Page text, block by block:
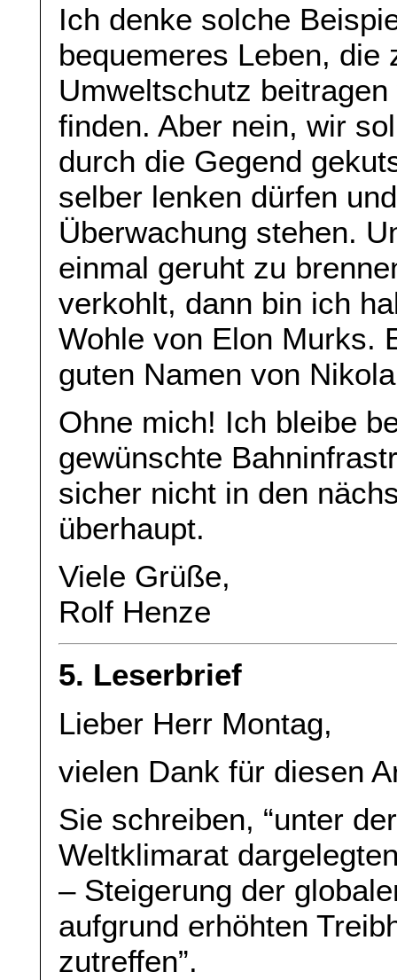
Ich denke solche
bequemeres Leben,
Umweltschutz
finden. Aber nein, wir
durch die Gegend
selber lenken dürfen
Überwachung stehen.
einmal geruht zu
verkohlt, dann bin ich
Wohle von Elon Murks.
guten Namen von
Ohne mich! Ich bleibe
gewünschte
sicher nicht in den
überhaupt.
Viele Grüße,
Rolf Henze
5. Leserbrief
Lieber Herr Montag,
vielen Dank für diesen
Sie schreiben, “unter
Weltklimarat
– Steigerung der
aufgrund erhöhten
zutreffen”.